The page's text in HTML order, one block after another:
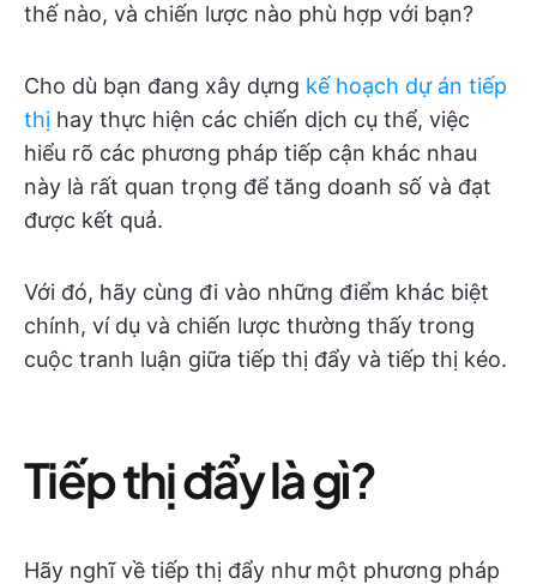
thế nào, và chiến lược nào phù hợp với bạn?
Cho dù bạn đang xây dựng kế hoạch dự án tiếp
thị hay thực hiện các chiến dịch cụ thể, việc
hiểu rõ các phương pháp tiếp cận khác nhau
này là rất quan trọng để tăng doanh số và đạt
được kết quả.
Với đó, hãy cùng đi vào những điểm khác biệt
chính, ví dụ và chiến lược thường thấy trong
cuộc tranh luận giữa tiếp thị đẩy và tiếp thị kéo.
Tiếp thị đẩy là gì?
Hãy nghĩ về tiếp thị đẩy như một phương pháp